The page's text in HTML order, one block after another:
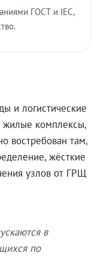
ГОСТ и IEC,
и логистические
жилые комплексы,
востребован там,
жёсткие
узлов от ГРЩ
в
по